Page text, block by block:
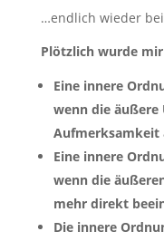
…endlich wieder
Plötzlich wurde
Eine innere
wenn die
Aufmerksamkeit
Eine innere
wenn die
mehr direkt
Die innere